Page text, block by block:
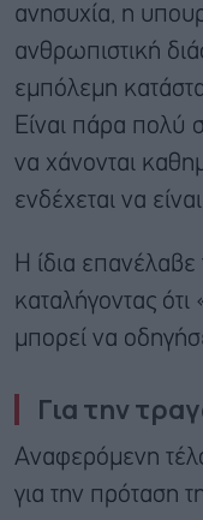
ανησυχία, η
ανθρωπιστική
εμπόλεμη
Είναι πάρα πολύ
να χάνονται
ενδέχεται να
Η ίδια
καταλήγοντας
μπορεί να
Για την
Αναφερόμενη
για την πρόταση